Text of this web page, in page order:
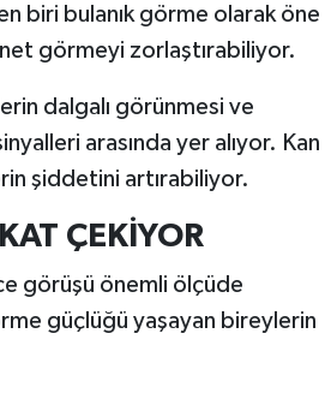
biri bulanık görme olarak öne
görmeyi zorlaştırabiliyor.
dalgalı görünmesi ve
arasında yer alıyor. Kan
şiddetini artırabiliyor.
ÇEKİYOR
görüşü önemli ölçüde
güçlüğü yaşayan bireylerin